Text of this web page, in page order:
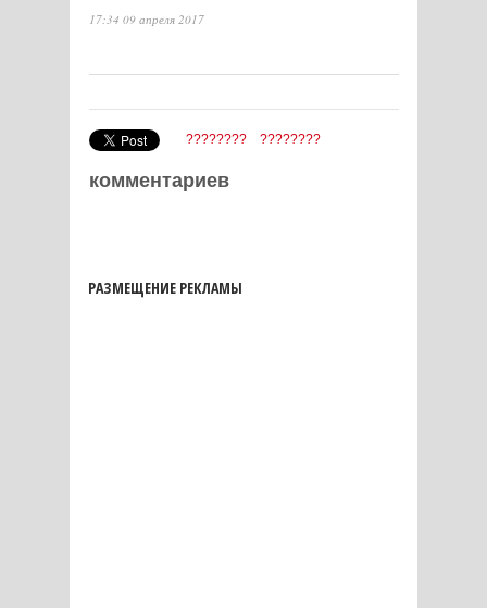
17:34 09 апреля 2017
???????? ????????
комментариев
РАЗМЕЩЕНИЕ РЕКЛАМЫ